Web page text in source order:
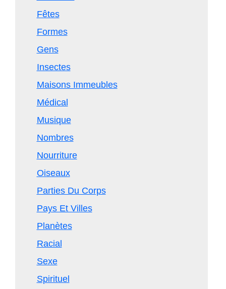
Fêtes
Formes
Gens
Insectes
Maisons Immeubles
Médical
Musique
Nombres
Nourriture
Oiseaux
Parties Du Corps
Pays Et Villes
Planètes
Racial
Sexe
Spirituel